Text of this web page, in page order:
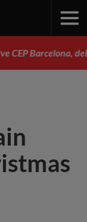
Barcelona, del